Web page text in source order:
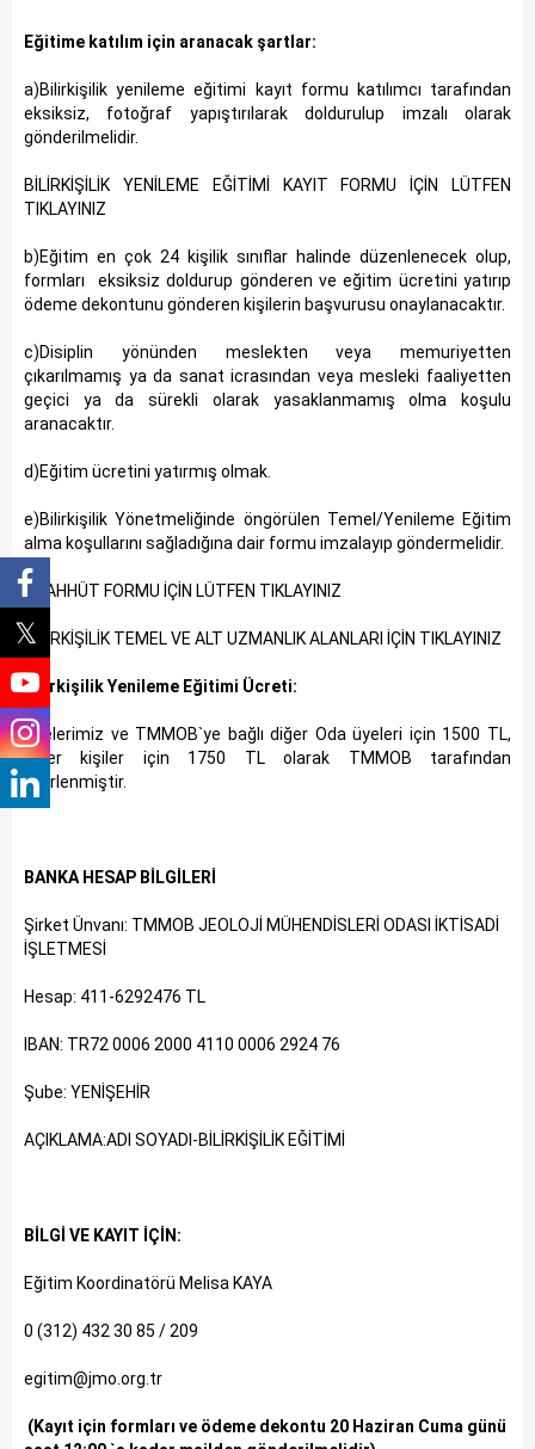
Eğitime katılım için aranacak şartlar:
a)Bilirkişilik yenileme eğitimi kayıt formu katılımcı tarafından
eksiksiz, fotoğraf yapıştırılarak doldurulup imzalı olarak
gönderilmelidir.
BİLİRKİŞİLİK YENİLEME EĞİTİMİ KAYIT FORMU İÇİN LÜTFEN
TIKLAYINIZ
b)Eğitim en çok 24 kişilik sınıflar halinde düzenlenecek olup,
formları eksiksiz doldurup gönderen ve eğitim ücretini yatırıp
ödeme dekontunu gönderen kişilerin başvurusu onaylanacaktır.
c)Disiplin yönünden meslekten veya memuriyetten
çıkarılmamış ya da sanat icrasından veya mesleki faaliyetten
geçici ya da sürekli olarak yasaklanmamış olma koşulu
aranacaktır.
d)Eğitim ücretini yatırmış olmak.
e)Bilirkişilik Yönetmeliğinde öngörülen Temel/Yenileme Eğitim
alma koşullarını sağladığına dair formu imzalayıp göndermelidir.
TAAHHÜT FORMU İÇİN LÜTFEN TIKLAYINIZ
BİLİRKİŞİLİK TEMEL VE ALT UZMANLIK ALANLARI İÇİN TIKLAYINIZ
Bilirkişilik Yenileme Eğitimi Ücreti:
Üyelerimiz ve TMMOB`ye bağlı diğer Oda üyeleri için 1500 TL,
diğer kişiler için 1750 TL olarak TMMOB tarafından
belirlenmiştir.
BANKA HESAP BİLGİLERİ
Şirket Ünvanı: TMMOB JEOLOJİ MÜHENDİSLERİ ODASI İKTİSADİ
İŞLETMESİ
Hesap: 411-6292476 TL
IBAN: TR72 0006 2000 4110 0006 2924 76
Şube: YENİŞEHİR
AÇIKLAMA:ADI SOYADI-BİLİRKİŞİLİK EĞİTİMİ
BİLGİ VE KAYIT İÇİN:
Eğitim Koordinatörü Melisa KAYA
0 (312) 432 30 85 / 209
egitim@jmo.org.tr
(Kayıt için formları ve ödeme dekontu 20 Haziran Cuma günü